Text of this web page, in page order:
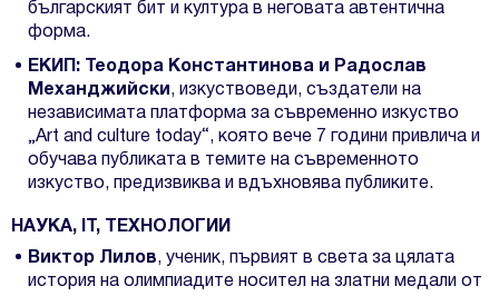
българският бит и култура в неговата автентична
форма.
ЕКИП: Теодора Константинова и Радослав
Механджийски , изкуствоведи, създатели на
независимата платформа за съвременно изкуство
„Art and culture today“, която вече 7 години привлича и
обучава публиката в темите на съвременното
изкуство, предизвиква и вдъхновява публиките.
НАУКА, IT, ТЕХНОЛОГИИ
Виктор Лилов, ученик, първият в света за цялата
история на олимпиадите носител на златни медали от